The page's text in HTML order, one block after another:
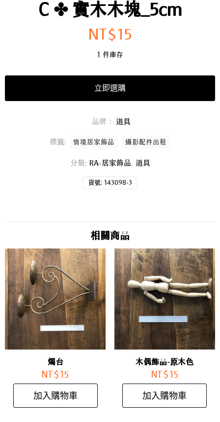
C ✤ 實木木塊_5cm
NT$15
1 件庫存
立即選購
貨號: 143098-3
分類: RA-居家飾品 , 道具
標籤: 情境居家飾品 攝影配件出租
品牌： 道具
相關商品
燭台
NT$ 15
加入購物車
木偶飾品-原木色
NT$ 15
加入購物車